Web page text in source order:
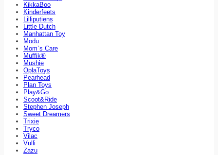
KikkaBoo
Kinderfeets
Lilliputiens
Little Dutch
Manhattan Toy
Modu
Mom`s Care
Muffik®
Mushie
OplaToys
Pearhead
Plan Toys
Play&Go
Scoot&Ride
Stephen Joseph
Sweet Dreamers
Trixie
Tryco
Vilac
Vulli
Zazu